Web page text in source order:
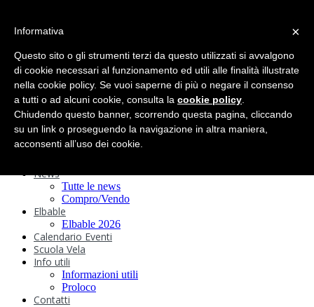
Circolo
Statuto e
Regolamenti
Storia
Ormeggi
Sede e Servizi
Attività
Safeguarding
News
Tutte le news
Compro/Vendo
Elbable
Elbable 2026
Calendario Eventi
Scuola Vela
Info utili
Informazioni utili
Proloco
Contatti
×
Informativa
Questo sito o gli strumenti terzi da questo utilizzati si avvalgono
di cookie necessari al funzionamento ed utili alle finalità illustrate
nella cookie policy. Se vuoi saperne di più o negare il consenso
a tutti o ad alcuni cookie, consulta la cookie policy
Chiudendo questo banner, scorrendo questa pagina, cliccando
su un link o proseguendo la navigazione in altra maniera,
acconsenti all’uso dei cookie.